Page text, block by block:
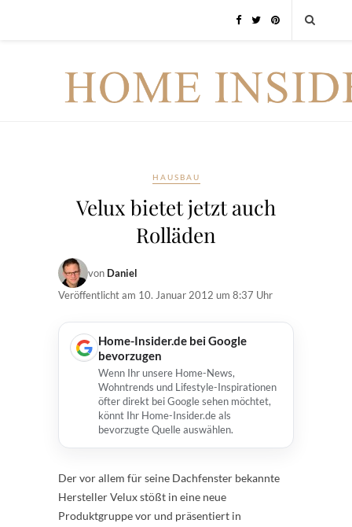
HAUSBAU
Velux bietet jetzt auch
Rolläden
von Daniel
Veröffentlicht am 10. Januar 2012 um 8:37 Uhr
Home-Insider.de bei Google
bevorzugen
Wenn Ihr unsere Home-News,
Wohntrends und Lifestyle-Inspirationen
öfter direkt bei Google sehen möchtet,
könnt Ihr Home-Insider.de als
bevorzugte Quelle auswählen.
Der vor allem für seine Dachfenster bekannte
Hersteller Velux stößt in eine neue
Produktgruppe vor und präsentiert in